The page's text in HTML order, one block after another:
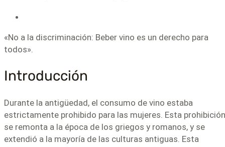
«No a la discriminación: Beber vino es un derecho para
todos».
Introducción
Durante la antigüedad, el consumo de vino estaba
estrictamente prohibido para las mujeres. Esta prohibición
se remonta a la época de los griegos y romanos, y se
extendió a la mayoría de las culturas antiguas. Esta